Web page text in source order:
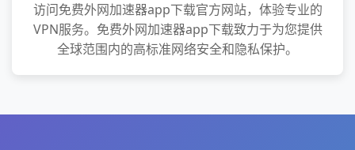
访问免费外网加速器app下载官方网站，体验专业的
VPN服务。免费外网加速器app下载致力于为您提供
全球范围内的高标准网络安全和隐私保护。